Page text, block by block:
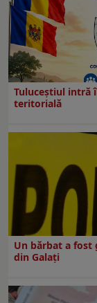
Tuluceștiul intră
teritorială
Un bărbat a fost
din Galați